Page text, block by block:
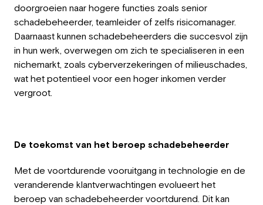
doorgroeien naar hogere functies zoals senior
schadebeheerder, teamleider of zelfs risicomanager.
Daarnaast kunnen schadebeheerders die succesvol zijn
in hun werk, overwegen om zich te specialiseren in een
nichemarkt, zoals cyberverzekeringen of milieuschades,
wat het potentieel voor een hoger inkomen verder
vergroot.
De toekomst van het beroep schadebeheerder
Met de voortdurende vooruitgang in technologie en de
veranderende klantverwachtingen evolueert het
beroep van schadebeheerder voortdurend. Dit kan